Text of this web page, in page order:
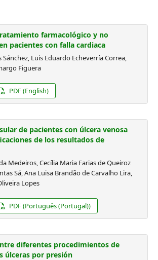
farmacológico y no
pacientes con falla cardiaca
Sánchez, Luis Eduardo Echeverría Correa,
Figuera
PDF (English)
de pacientes con úlcera venosa
de los resultados de
Medeiros, Cecília Maria Farias de Queiroz
Sá, Ana Luisa Brandão de Carvalho Lira,
Lopes
PDF (Português (Portugal))
diferentes procedimientos de
úlceras por presión